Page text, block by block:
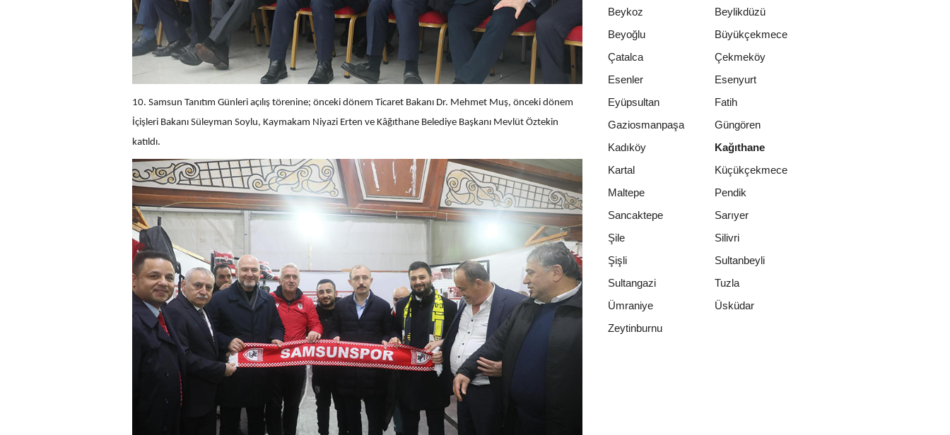
10. Samsun Tanıtım Günleri açılış törenine; önceki dönem Ticaret Bakanı Dr. Mehmet Muş, önceki dönem
İçişleri Bakanı Süleyman Soylu, Kaymakam Niyazi Erten ve Kâğıthane Belediye Başkanı Mevlüt Öztekin
katıldı.
Beykoz
Beylikdüzü
Beyoğlu
Büyükçekmece
Çatalca
Çekmeköy
Esenler
Esenyurt
Eyüpsultan
Fatih
Gaziosmanpaşa
Güngören
Kadıköy
Kağıthane
Kartal
Küçükçekmece
Maltepe
Pendik
Sancaktepe
Sarıyer
Şile
Silivri
Şişli
Sultanbeyli
Sultangazi
Tuzla
Ümraniye
Üsküdar
Zeytinburnu